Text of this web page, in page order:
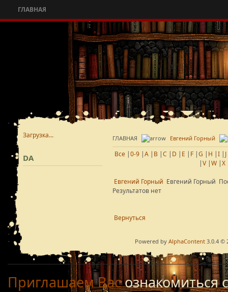
ГЛАВНАЯ
ГЛАВНАЯ Евгений Горный
Все |0-9 |A | B |C | D | E | F |G | H |I | J
|V |W |X
Евгений Горный Евгений Горный
Результатов нет
Вернуться
Powered byAlphaContent 3.0.4 ©
Загрузка...
DA
Приглашаем Васознакомиться с